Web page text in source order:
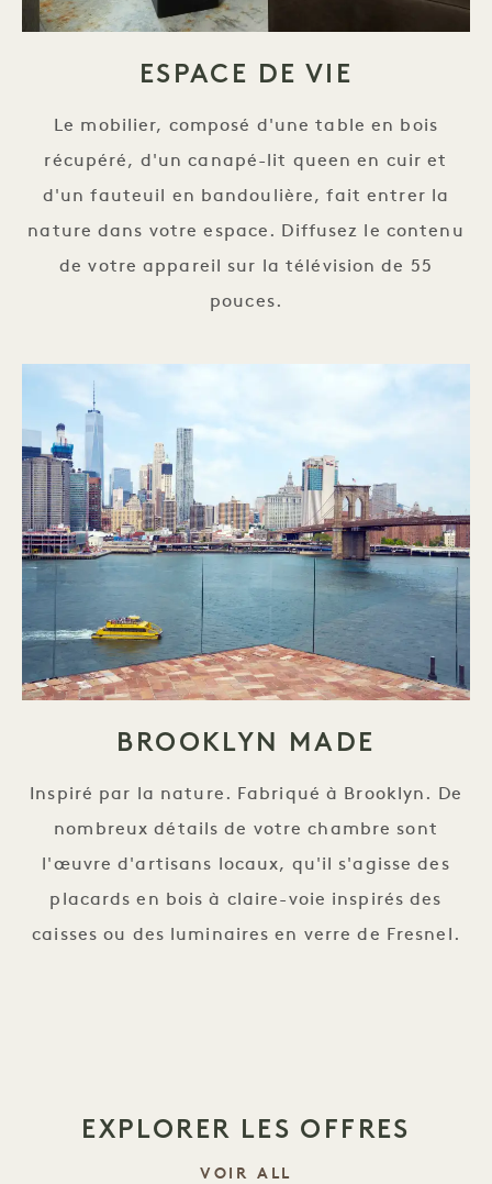
ESPACE DE VIE
Le mobilier, composé d'une table en bois
récupéré, d'un canapé-lit queen en cuir et
d'un fauteuil en bandoulière, fait entrer la
nature dans votre espace. Diffusez le contenu
de votre appareil sur la télévision de 55
pouces.
BROOKLYN MADE
Inspiré par la nature. Fabriqué à Brooklyn. De
nombreux détails de votre chambre sont
l'œuvre d'artisans locaux, qu'il s'agisse des
placards en bois à claire-voie inspirés des
caisses ou des luminaires en verre de Fresnel.
EXPLORER LES OFFRES
VOIR ALL